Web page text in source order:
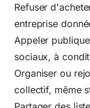
Refuser
entreprise
Appeler
sociaux, à
Organiser ou
collectif, même